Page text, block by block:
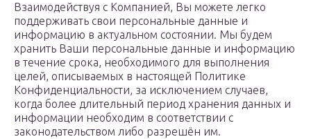
Взаимодействуя с Компанией, Вы можете легко
поддерживать свои персональные данные и
информацию в актуальном состоянии. Мы будем
хранить Ваши персональные данные и информацию
в течение срока, необходимого для выполнения
целей, описываемых в настоящей Политике
Конфиденциальности, за исключением случаев,
когда более длительный период хранения данных и
информации необходим в соответствии с
законодательством либо разрешён им.